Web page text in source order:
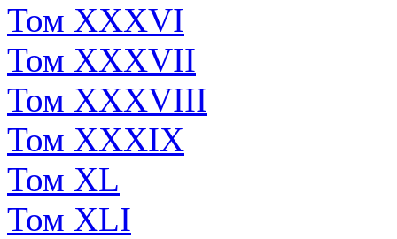
Том XXXVI
Том XXXVII
Том XXXVIII
Том XXXIX
Том XL
Том XLI